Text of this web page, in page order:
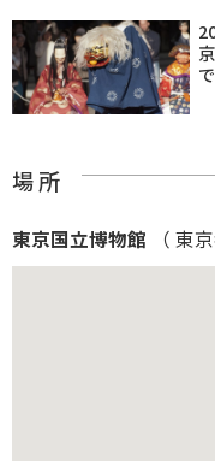
場 所
東京国立博物館 （ 東